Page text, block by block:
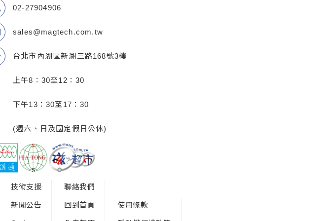
02-27904906
sales@magtech.com.tw
台北市內湖區新湖三路168號3樓
上午8：30至12：30
下午13：30至17：30
(週六、日及國定假日公休)
技術支援
新聞公告
聯絡我們
回到首頁 使用條款